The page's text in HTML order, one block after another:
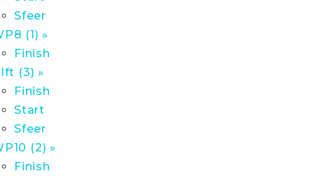
Sfeer
(1) »
Finish
(3) »
Finish
Start
Sfeer
(2) »
Finish